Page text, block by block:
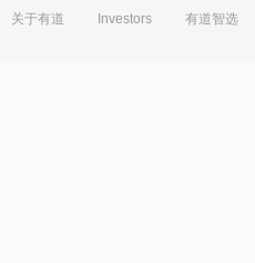
关于有道 Investors 有道智选